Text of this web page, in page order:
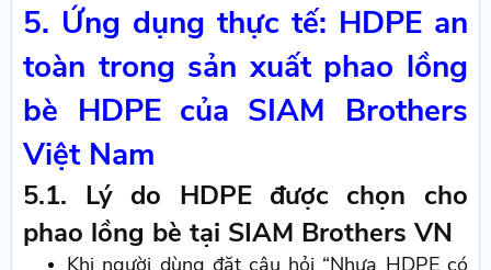
5. Ứng dụng thực tế: HDPE an
toàn trong sản xuất phao lồng
bè HDPE của SIAM Brothers
Việt Nam
5.1. Lý do HDPE được chọn cho
phao lồng bè tại SIAM Brothers VN
Khi người dùng đặt câu hỏi “Nhựa HDPE có